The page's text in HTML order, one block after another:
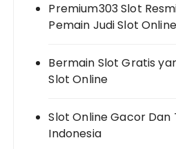
Premium303 Slot
Pemain Judi Slot Online
Bermain Slot Gratis
Slot Online
Slot Online Gacor
Indonesia